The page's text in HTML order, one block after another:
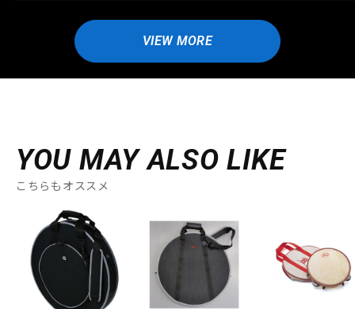
VIEW MORE
YOU MAY ALSO LIKE
こちらもオススメ